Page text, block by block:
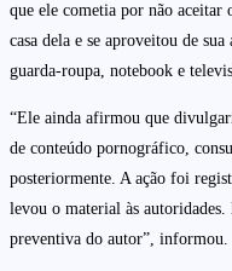
que ele cometia por não
casa dela e se aproveitou de
guarda-roupa, notebook e
“Ele ainda afirmou que
de conteúdo pornográfico,
posteriormente. A ação foi
levou o material às
preventiva do autor”, informou.